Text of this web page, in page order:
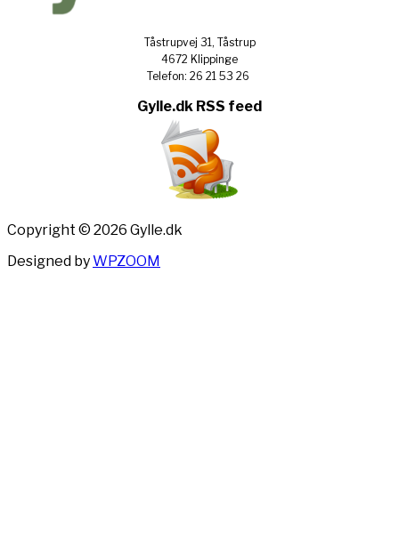
Tåstrupvej 31, Tåstrup
4672 Klippinge
Telefon: 26 21 53 26
Gylle.dk RSS feed
Copyright © 2026 Gylle.dk
Designed byWPZOOM